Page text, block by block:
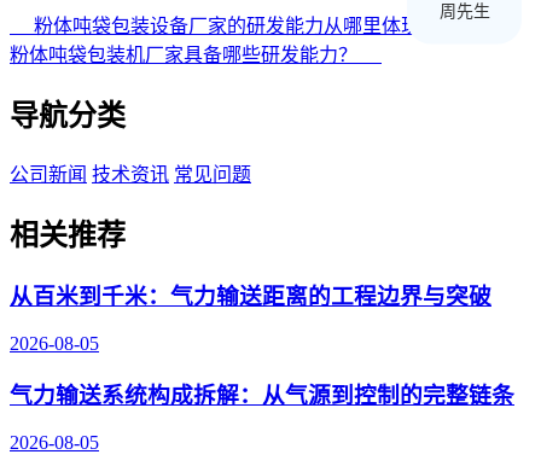
粉体吨袋包装设备厂家的研发能力从哪里体现？
粉体吨袋包装机厂家具备哪些研发能力？
导航分类
公司新闻 技术资讯 常见问题
相关推荐
从百米到千米：气力输送距离的工程边界与突破
2026-08-05
气力输送系统构成拆解：从气源到控制的完整链条
2026-08-05
周先生